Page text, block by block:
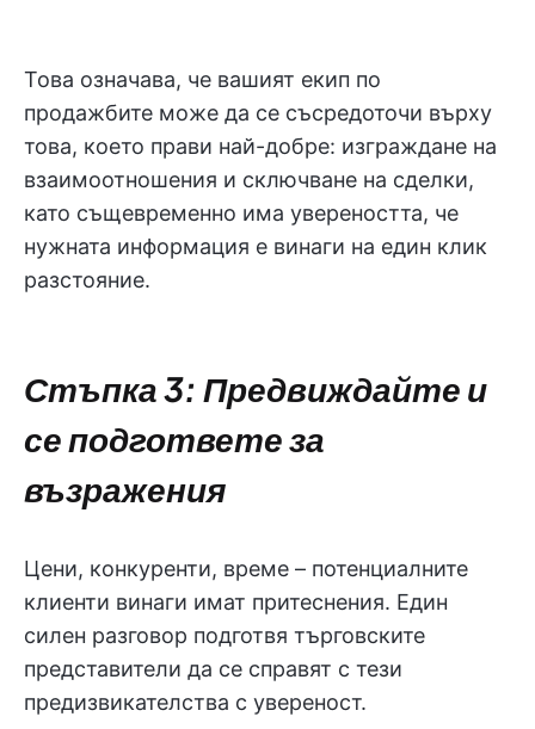
Това означава, че вашият екип по
продажбите може да се съсредоточи върху
това, което прави най-добре: изграждане на
взаимоотношения и сключване на сделки,
като същевременно има увереността, че
нужната информация е винаги на един клик
разстояние.
Стъпка 3: Предвиждайте и
се подгответе за
възражения
Цени, конкуренти, време – потенциалните
клиенти винаги имат притеснения. Един
силен разговор подготвя търговските
представители да се справят с тези
предизвикателства с увереност.